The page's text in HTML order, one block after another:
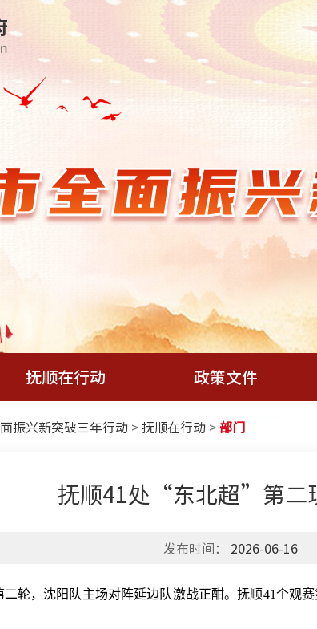
抚顺在行动 政策文件
振兴新突破三年行动 >抚顺在行动 >部门
抚顺41处“东北超”第二
发布时间： 2026-06-16
轮，沈阳队主场对阵延边队激战正酣。抚顺41个观